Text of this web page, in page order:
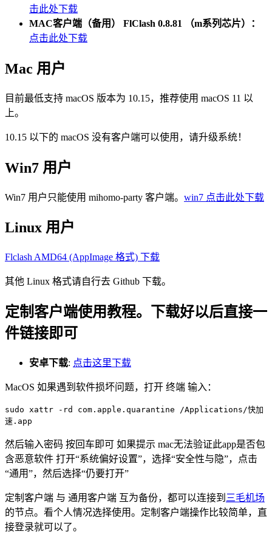
击此处下载
MAC客户端（备用） FlClash 0.8.81 （m系列芯片）：
点击此处下载
Mac 用户
目前最低支持 macOS 版本为 10.15，推荐使用 macOS 11 以
上。
10.15 以下的 macOS 没有客户端可以使用，请升级系统！
Win7 用户
Win7 用户只能使用 mihomo-party 客户端。 win7 点击此处下载
Linux 用户
Flclash AMD64 (AppImage 格式) 下载
其他 Linux 格式请自行去 Github 下载。
定制客户端使用教程。下载好以后直接一
件链接即可
安卓下载: 点击这里下载
MacOS 如果遇到软件损坏问题，打开 终端 输入：
sudo xattr -rd com.apple.quarantine /Applications/快加
速.app
然后输入密码 按回车即可 如果提示 mac无法验证此app是否包
含恶意软件 打开“系统偏好设置”，选择“安全性与隐”，点击
“通用”，然后选择“仍要打开”
定制客户端 与 通用客户端 互为备份，都可以连接到 三毛机场
的节点。看个人情况选择使用。定制客户端操作比较简单，直
接登录就可以了。